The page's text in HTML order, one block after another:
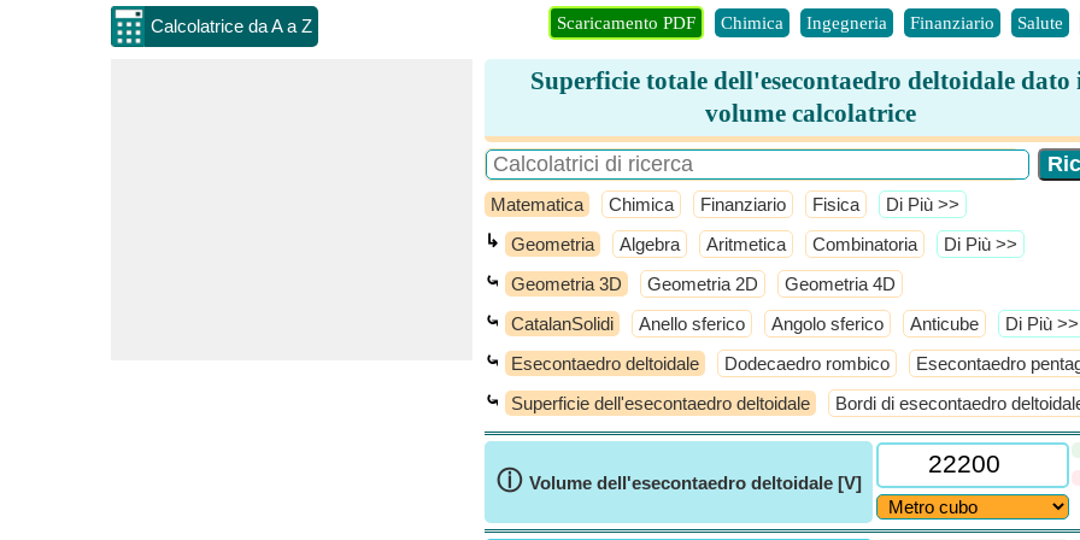
Calcolatrice da A a Z Scaricamento PDF Chimica Ingegneria Finanziario Salute
Superficie totale dell'esecontaedro deltoidale dato
volume calcolatrice
Matematica Chimica Finanziario Fisica ​Di Più >>
↳ Geometria Algebra Aritmetica Combinatoria ​Di Più >>
⤿ Geometria 3D Geometria 2D Geometria 4D
⤿ CatalanSolidi Anello sferico Angolo sferico Anticube ​Di Più >>
⤿ Esecontaedro deltoidale Dodecaedro rombico Esecontaedro
⤿ Superficie dell'esecontaedro deltoidale Bordi di esecontaedro
ⓘ Volume dell'esecontaedro deltoidale [V]